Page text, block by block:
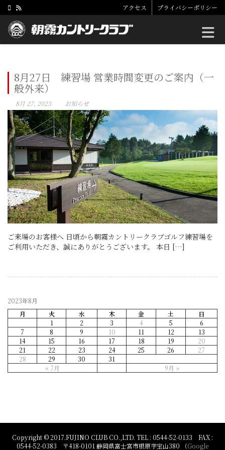
アクセス プライバシーポリシー
8月27日 練習場 営業時間変更のご案内（一
般外来）
8月 27, 2023 お知らせ
ご来場のお客様へ 日頃から朝霧カントリークラブゴルフ練習場を
ご利用いただき、誠にありがとうございます。 本日 […]
2023年8月
月
火 水 木 金 土 日
« 7月 9月 »
1 2 3 4 5
6
7
8 9 10 11 12
13
14
15 16 17 18 19
20
21
22 23 24 25 26
27
28
29 30 31
Copyright © 2017.FUJINO CLUB CO.,LTD. TEL : 0544-52-0133 FAX :
0544-52-0383 〒418-0101 静岡県富士宮市根原字宝山380 （Google